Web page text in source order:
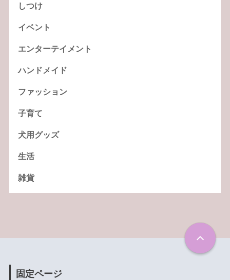
しつけ
イベント
エンターテイメント
ハンドメイド
ファッション
子育て
犬用グッズ
生活
雑貨
固定ページ